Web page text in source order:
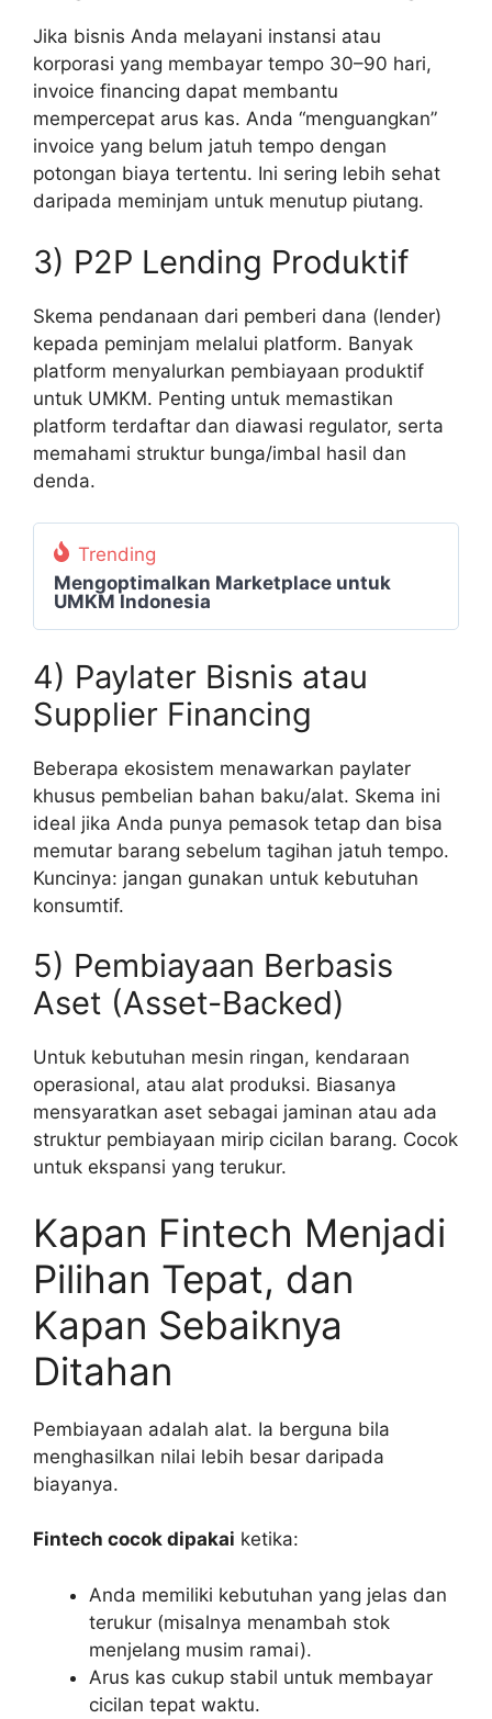
Jika bisnis Anda melayani instansi atau
korporasi yang membayar tempo 30–90 hari,
invoice financing dapat membantu
mempercepat arus kas. Anda “menguangkan”
invoice yang belum jatuh tempo dengan
potongan biaya tertentu. Ini sering lebih sehat
daripada meminjam untuk menutup piutang.
3) P2P Lending Produktif
Skema pendanaan dari pemberi dana (lender)
kepada peminjam melalui platform. Banyak
platform menyalurkan pembiayaan produktif
untuk UMKM. Penting untuk memastikan
platform terdaftar dan diawasi regulator, serta
memahami struktur bunga/imbal hasil dan
denda.
Trending
Mengoptimalkan Marketplace untuk
UMKM Indonesia
4) Paylater Bisnis atau
Supplier Financing
Beberapa ekosistem menawarkan paylater
khusus pembelian bahan baku/alat. Skema ini
ideal jika Anda punya pemasok tetap dan bisa
memutar barang sebelum tagihan jatuh tempo.
Kuncinya: jangan gunakan untuk kebutuhan
konsumtif.
5) Pembiayaan Berbasis
Aset (Asset-Backed)
Untuk kebutuhan mesin ringan, kendaraan
operasional, atau alat produksi. Biasanya
mensyaratkan aset sebagai jaminan atau ada
struktur pembiayaan mirip cicilan barang. Cocok
untuk ekspansi yang terukur.
Kapan Fintech Menjadi
Pilihan Tepat, dan
Kapan Sebaiknya
Ditahan
Pembiayaan adalah alat. Ia berguna bila
menghasilkan nilai lebih besar daripada
biayanya.
Fintech cocok dipakai ketika:
Anda memiliki kebutuhan yang jelas dan
terukur (misalnya menambah stok
menjelang musim ramai).
Arus kas cukup stabil untuk membayar
cicilan tepat waktu.